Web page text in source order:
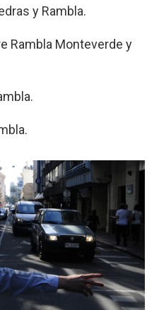
y Rambla.
Rambla Monteverde y